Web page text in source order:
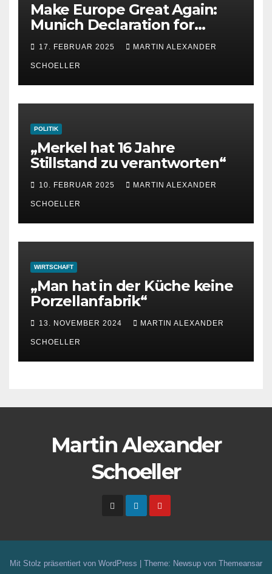
Make Europe Great Again:
Munich Declaration for
Strength, Peace and
Freedom
17. FEBRUAR 2025 MARTIN ALEXANDER
SCHOELLER
POLITIK
„Merkel hat 16 Jahre
Stillstand zu verantworten“
10. FEBRUAR 2025 MARTIN ALEXANDER
SCHOELLER
WIRTSCHAFT
„Man hat in der Küche keine
Porzellanfabrik“
13. NOVEMBER 2024 MARTIN ALEXANDER
SCHOELLER
Martin Alexander
Schoeller
Mit Stolz präsentiert von WordPress Theme: Newsup von Themeansar